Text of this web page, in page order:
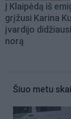
Į Klaipėdą iš
grįžusi Karina
įvardijo
norą
Šiuo metu